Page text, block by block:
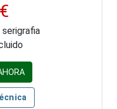
serigrafia